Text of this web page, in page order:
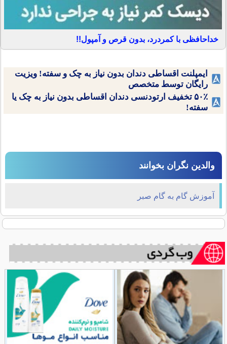
خداحافظی با کمردرد، بدون قرص و آمپول!!
ایمپلنت اقساطی دندان بدون نیاز به چک و سفته! ویزیت
رایگان توسط متخصص
۵۰٪ تخفیف ارتودنسی دندان اقساطی بدون نیاز به چک یا
سفته!
والدین نگران بخوانند
آموزش گام به گام صبر